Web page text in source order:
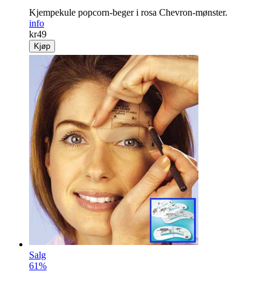
Kjempekule popcorn-beger i rosa Chevron-mønster.
info
kr49
Kjøp
Salg
61%